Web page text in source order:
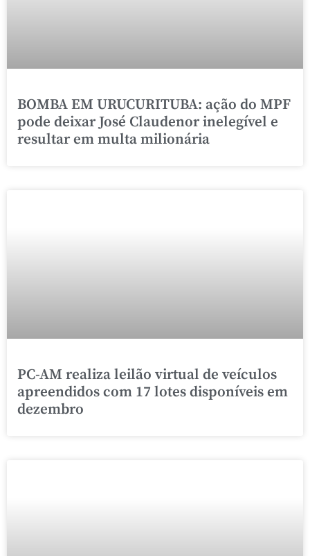
BOMBA EM URUCURITUBA: ação do MPF
pode deixar José Claudenor inelegível e
resultar em multa milionária
PC-AM realiza leilão virtual de veículos
apreendidos com 17 lotes disponíveis em
dezembro